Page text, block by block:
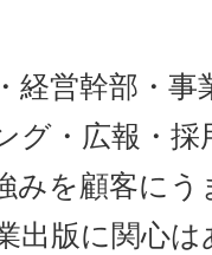
経営幹部・事
グ・広報・採
みを顧客に
出版に関心